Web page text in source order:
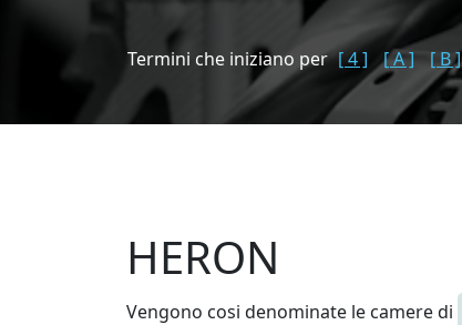
Termini che iniziano per [ 4 ] [ A ] [ B ]
HERON
Vengono cosi denominate le camere di